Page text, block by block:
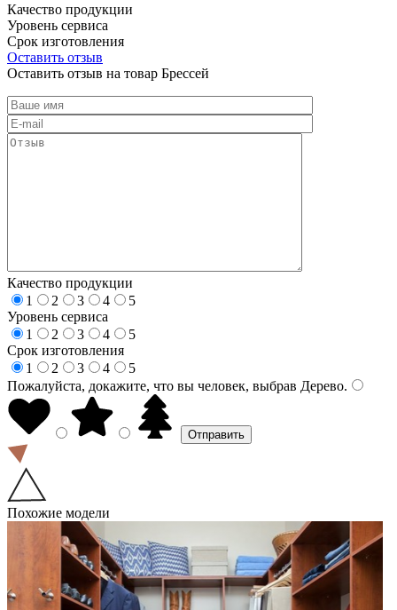
Качество продукции
Уровень сервиса
Срок изготовления
Оставить отзыв
Оставить отзыв на товар Брессей
Качество продукции
1
2 3 4
5
Уровень сервиса
1
2 3 4
5
Срок изготовления
1
2 3 4
5
Пожалуйста, докажите, что вы человек, выбрав Дерево.
Похожие модели